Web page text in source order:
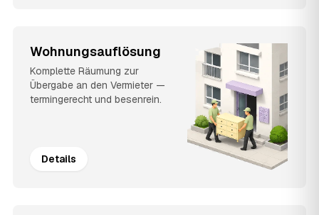
Wohnungsauflösung
Komplette Räumung zur
Übergabe an den Vermieter —
termingerecht und besenrein.
Details